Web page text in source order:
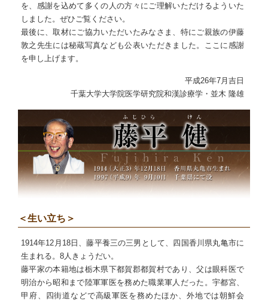
を、感謝を込めて多くの人の方々にご理解いただけるよういた
しました。ぜひご覧ください。
最後に、取材にご協力いただいたみなさま、特にご親族の伊藤
敦之先生には秘蔵写真なども公表いただきました。ここに感謝
を申し上げます。
平成26年7月吉日
千葉大学大学院医学研究院和漢診療学・並木 隆雄
＜生い立ち＞
1914年12月18日、藤平養三の三男として、四国香川県丸亀市に
生まれる。8人きょうだい。
藤平家の本籍地は栃木県下都賀郡都賀村であり、父は眼科医で
明治から昭和まで陸軍軍医を務めた職業軍人だった。宇都宮、
甲府、四街道などで高級軍医を務めたほか、外地では朝鮮会